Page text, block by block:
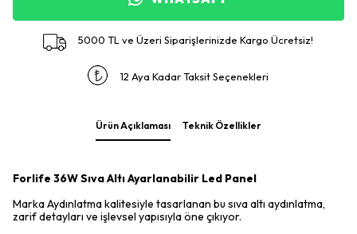
5000 TL ve Üzeri Siparişlerinizde Kargo Ücretsiz!
12 Aya Kadar Taksit Seçenekleri
Ürün Açıklaması Teknik Özellikler
Forlife 36W Sıva Altı Ayarlanabilir Led Panel
Marka Aydınlatma kalitesiyle tasarlanan bu sıva altı aydınlatma,
zarif detayları ve işlevsel yapısıyla öne çıkıyor.